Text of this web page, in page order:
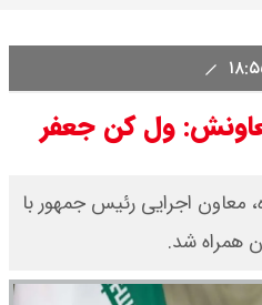
ول کن جعفر
معاون اجرایی رئیس جمهور با
همراه شد.